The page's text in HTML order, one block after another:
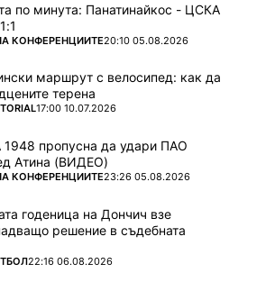
по минута: Панатинайкос - ЦСКА
1948 1:1
ОТ
КОНФЕРЕНЦИИТЕ20:10 05.08.2026
маршрут с велосипед: как да
терена
ОТ 17:00 10.07.2026
пропусна да удари ПАО
Атина (ВИДЕО)
ОТ
КОНФЕРЕНЦИИТЕ23:26 05.08.2026
годеница на Дончич взе
решение в съдебната
ОТ 22:16 06.08.2026